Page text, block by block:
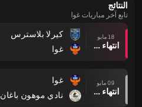
النتائج
تابع آخر مباريات غوا
18 مايو
انتهاء وقت المباراة
كيرلا بلاسترس
غوا
09 مايو
انتهاء وقت المباراة
غوا
نادي موهون باغان